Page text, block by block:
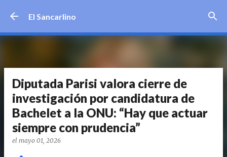
El Sancarlino
Diputada Parisi valora cierre de
investigación por candidatura de
Bachelet a la ONU: “Hay que actuar
siempre con prudencia”
el mayo 01, 2026